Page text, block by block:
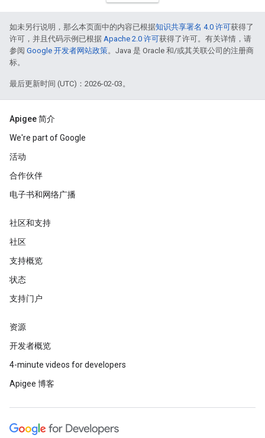
如未另行说明，那么本页面中的内容已根据知识共享署名 4.0 许可获得了
许可，并且代码示例已根据 Apache 2.0 许可获得了许可。有关详情，请
参阅 Google 开发者网站政策。Java 是 Oracle 和/或其关联公司的注册商
标。
最后更新时间 (UTC)：2026-02-03。
Apigee 简介
We're part of Google
活动
合作伙伴
电子书和网络广播
社区和支持
社区
支持概览
状态
支持门户
资源
开发者概览
4-minute videos for developers
Apigee 博客